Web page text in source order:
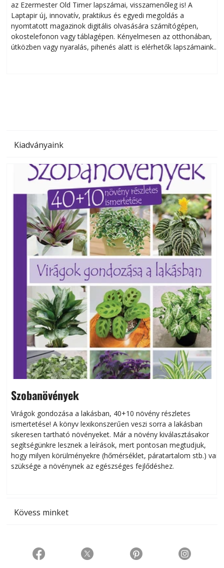
az Ezermester Old Timer lapszámai, visszamenőleg is! A
Laptapir új, innovatív, praktikus és egyedi megoldás a
nyomtatott magazinok digitális olvasására számítógépen,
okostelefonon vagy táblagépen. Kényelmesen az otthonában,
útközben vagy nyaralás, pihenés alatt is elérhetők lapszámaink.
Kiadványaink
Szobanövények
Virágok gondozása a lakásban, 40+10 növény részletes
ismertetése! A könyv lexikonszerűen veszi sorra a lakásban
sikeresen tart­ha­tó növényeket. Már a növény kiválasztásakor
segítségünkre lesznek a leírások, mert pontosan megtudjuk,
hogy milyen körülményekre (hőmérséklet, páratartalom stb.) van
szüksége a növénynek az egészséges fejlődéshez.
Kövess minket